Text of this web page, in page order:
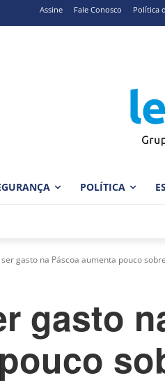
Assine Fale Conosco Política
POLÍTICA
gasto na Páscoa aumenta pouco
gasto